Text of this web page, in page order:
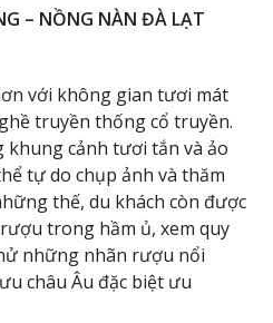
– NỒNG NÀN ĐÀ LẠT
với không gian tươi mát
truyền thống cổ truyền.
khung cảnh tươi tắn và ảo
tự do chụp ảnh và thăm
thế, du khách còn được
trong hầm ủ, xem quy
những nhãn rượu nổi
châu Âu đặc biệt ưu